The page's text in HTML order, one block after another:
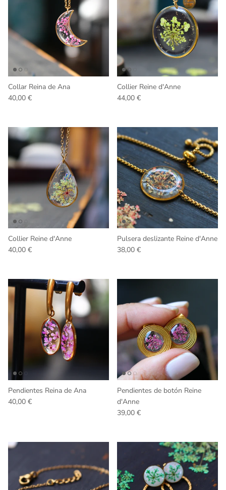
Collar Reina de Ana
Precio normal
40,00 €
Collier Reine d'Anne
Precio normal
44,00 €
Collier Reine d'Anne
Precio normal
40,00 €
Pulsera deslizante Reine d'Anne
Precio normal
38,00 €
Pendientes Reina de Ana
Precio normal
40,00 €
Pendientes de botón Reine
d'Anne
Precio normal
39,00 €